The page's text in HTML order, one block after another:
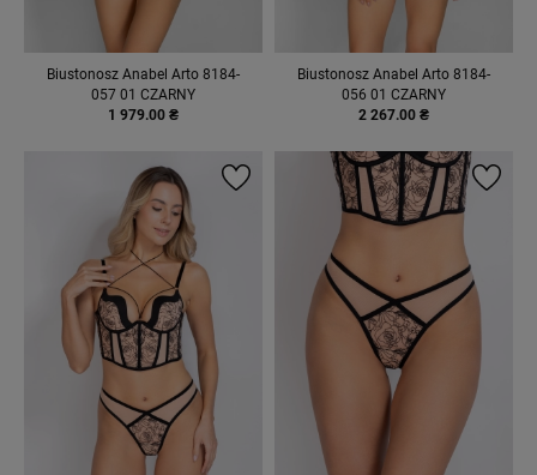
Biustonosz Anabel Arto 8184-
057 01 CZARNY
1 979.00 ₴
Biustonosz Anabel Arto 8184-
056 01 CZARNY
2 267.00 ₴